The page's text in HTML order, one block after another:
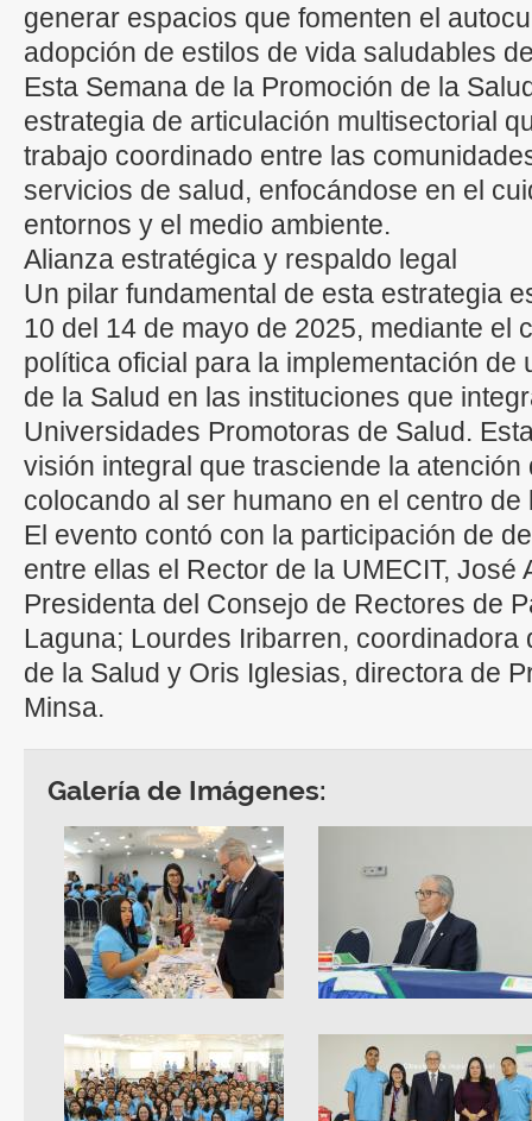
generar espacios que fomenten el
adopción de estilos de vida saludables
Esta Semana de la Promoción de la
estrategia de articulación multisectorial
trabajo coordinado entre las
servicios de salud, enfocándose en el
entornos y el medio ambiente.
Alianza estratégica y respaldo legal
Un pilar fundamental de esta estrategia
10 del 14 de mayo de 2025, mediante el
política oficial para la implementación de
de la Salud en las instituciones que
Universidades Promotoras de Salud.
visión integral que trasciende la atención
colocando al ser humano en el centro
El evento contó con la participación de
entre ellas el Rector de la UMECIT, José
Presidenta del Consejo de Rectores de
Laguna; Lourdes Iribarren, coordinadora
de la Salud y Oris Iglesias, directora de
Minsa.
Galería de Imágenes: